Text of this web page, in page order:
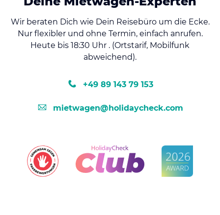
Wir beraten Dich wie Dein Reisebüro um die Ecke.
Nur flexibler und ohne Termin, einfach anrufen.
Heute bis 18:30 Uhr . (Ortstarif, Mobilfunk
abweichend).
+49 89 143 79 153
mietwagen@holidaycheck.com